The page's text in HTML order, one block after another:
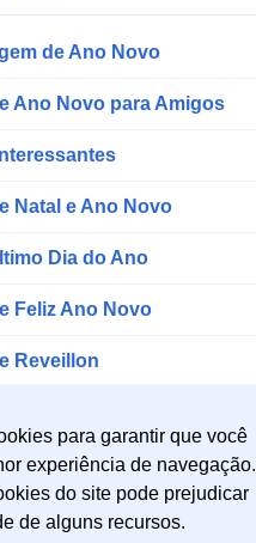
para garantir que você
experiência de navegação.
do site pode prejudicar
de alguns recursos.
de Ano Novo
Ano Novo para Amigos
Natal e Ano Novo
Dia do Ano
Feliz Ano Novo
Reveillon
Ano Novo
Prosperidade